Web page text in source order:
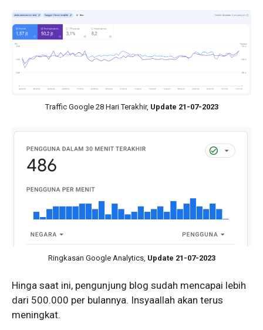
Traffic Google 28 Hari Terakhir, Update 21-07-2023
Ringkasan Google Analytics, Update 21-07-2023
Hinga saat ini, pengunjung blog sudah mencapai lebih
dari 500.000 per bulannya. Insyaallah akan terus
meningkat.